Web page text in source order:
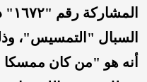
السبال "التمسيس"،
أنه هو "من كان ممسكا